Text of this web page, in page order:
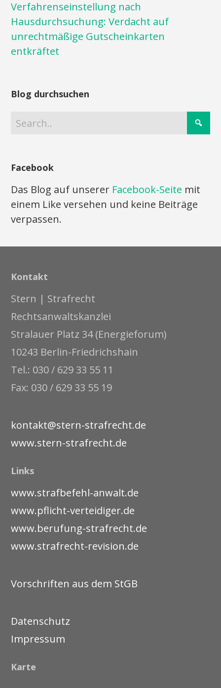
Verfahrenseinstellung nach
Hausdurchsuchung: Verdacht auf
unrechtmäßige Gutscheinkarten
entkräftet
Blog durchsuchen
Facebook
Das Blog auf unserer Facebook-Seite mit
einem Like versehen und keine Beiträge
verpassen.
Kontakt
Stern | Strafrecht
Rechtsanwaltskanzlei
Stralauer Platz 34 (Energieforum)
10243 Berlin-Friedrichshain
Tel.: 030 / 629 33 55 11
Fax: 030 / 629 33 55 19
kontakt@stern-strafrecht.de
www.stern-strafrecht.de
Links
www.strafbefehl-anwalt.de
www.pflicht-verteidiger.de
www.berufung-strafrecht.de
www.strafrecht-revision.de
Vorschriften aus dem StGB
Datenschutz
Impressum
Karte